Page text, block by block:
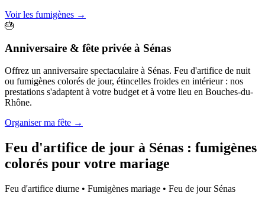
Voir les fumigènes →
🎂
Anniversaire & fête privée à Sénas
Offrez un anniversaire spectaculaire à Sénas. Feu d'artifice de nuit
ou fumigènes colorés de jour, étincelles froides en intérieur : nos
prestations s'adaptent à votre budget et à votre lieu en Bouches-du-
Rhône.
Organiser ma fête →
Feu d'artifice de jour à Sénas : fumigènes
colorés pour votre mariage
Feu d'artifice diurne • Fumigènes mariage • Feu de jour Sénas